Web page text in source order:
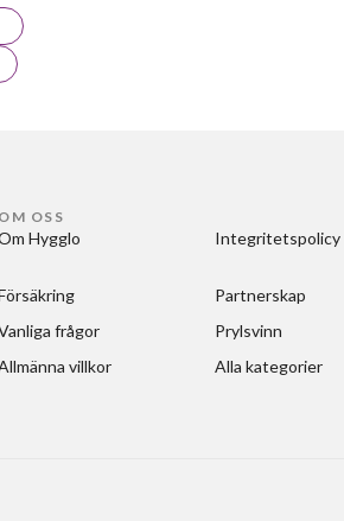
OM OSS
Hygglo
frågor
villkor
Integritetspolicy
Partnerskap
Prylsvinn
Alla kategorier